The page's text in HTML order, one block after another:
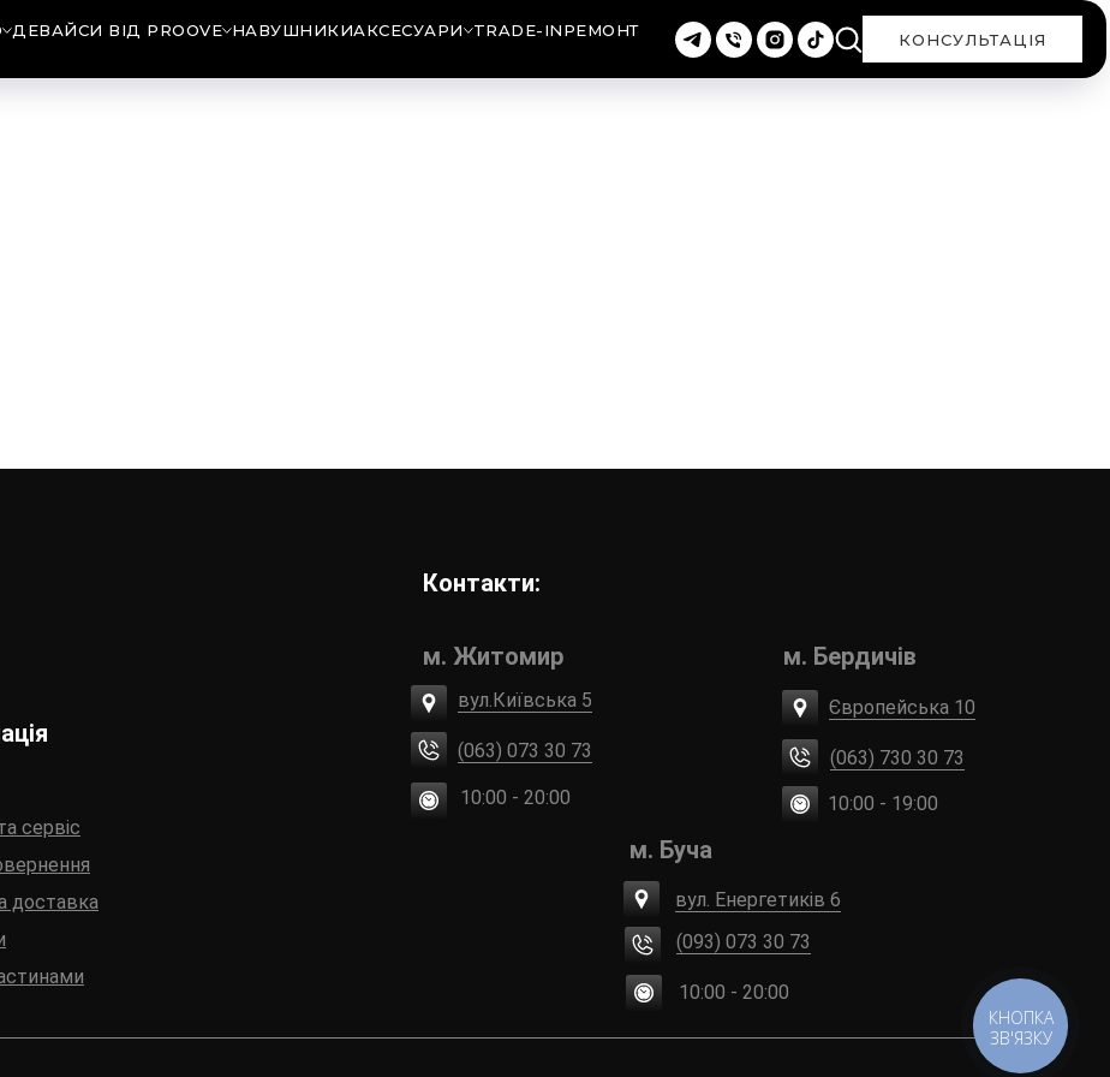
ДЕВАЙСИ ВІД PROOVE НАВУШНИКИАКСЕСУАРИ TRADE-INРЕМОНТ
КОНСУЛЬТАЦІЯ
сервіс
доставка
Контакти:
м. Житомир
вул.Київська 5
10:00 - 20:00
(063) 073 30 73
м. Бердичів
Європейська 10
10:00 - 19:00
(063) 730 30 73
м. Буча
вул. Енергетиків 6
(093) 073 30 73
10:00 - 20:00
КНОПКА
ЗВ'ЯЗКУ